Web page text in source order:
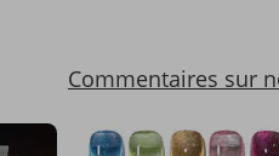
Commentaires sur